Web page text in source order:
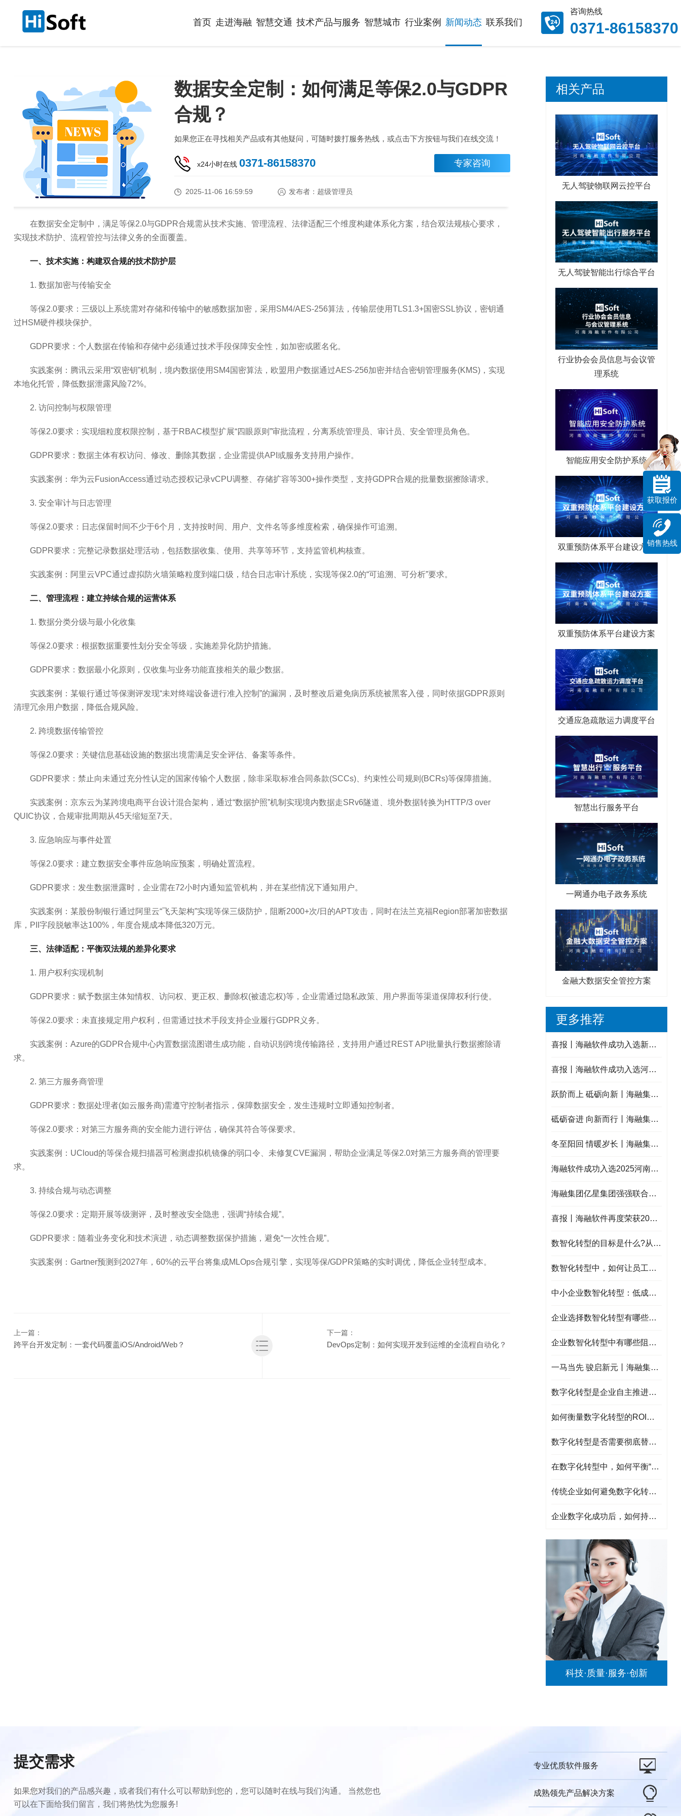
咨询热线
0371-86158370
首页 走进海融 智慧交通 技术产品与服务 智慧城市 行业案例 新闻动态 联系我们
数据安全定制：如何满足等保2.0与GDPR
合规？
如果您正在寻找相关产品或有其他疑问，可随时拨打服务热线，或点击下方按钮与我们在线交流！
x24小时在线 0371-86158370 专家咨询
2025-11-06 16:59:59 发布者：超级管理员
在数据安全定制中，满足等保2.0与GDPR合规需从技术实施、管理流程、法律适配三个维度构建体系化方案，结合双法规核心要求，
实现技术防护、流程管控与法律义务的全面覆盖。
一、技术实施：构建双合规的技术防护层
1. 数据加密与传输安全
等保2.0要求：三级以上系统需对存储和传输中的敏感数据加密，采用SM4/AES-256算法，传输层使用TLS1.3+国密SSL协议，密钥通
过HSM硬件模块保护。
GDPR要求：个人数据在传输和存储中必须通过技术手段保障安全性，如加密或匿名化。
实践案例：腾讯云采用“双密钥”机制，境内数据使用SM4国密算法，欧盟用户数据通过AES-256加密并结合密钥管理服务(KMS)，实现
本地化托管，降低数据泄露风险72%。
2. 访问控制与权限管理
等保2.0要求：实现细粒度权限控制，基于RBAC模型扩展“四眼原则”审批流程，分离系统管理员、审计员、安全管理员角色。
GDPR要求：数据主体有权访问、修改、删除其数据，企业需提供API或服务支持用户操作。
实践案例：华为云FusionAccess通过动态授权记录vCPU调整、存储扩容等300+操作类型，支持GDPR合规的批量数据擦除请求。
3. 安全审计与日志管理
等保2.0要求：日志保留时间不少于6个月，支持按时间、用户、文件名等多维度检索，确保操作可追溯。
GDPR要求：完整记录数据处理活动，包括数据收集、使用、共享等环节，支持监管机构核查。
实践案例：阿里云VPC通过虚拟防火墙策略粒度到端口级，结合日志审计系统，实现等保2.0的“可追溯、可分析”要求。
二、管理流程：建立持续合规的运营体系
1. 数据分类分级与最小化收集
等保2.0要求：根据数据重要性划分安全等级，实施差异化防护措施。
GDPR要求：数据最小化原则，仅收集与业务功能直接相关的最少数据。
实践案例：某银行通过等保测评发现“未对终端设备进行准入控制”的漏洞，及时整改后避免病历系统被黑客入侵，同时依据GDPR原则
清理冗余用户数据，降低合规风险。
2. 跨境数据传输管控
等保2.0要求：关键信息基础设施的数据出境需满足安全评估、备案等条件。
GDPR要求：禁止向未通过充分性认定的国家传输个人数据，除非采取标准合同条款(SCCs)、约束性公司规则(BCRs)等保障措施。
实践案例：京东云为某跨境电商平台设计混合架构，通过“数据护照”机制实现境内数据走SRv6隧道、境外数据转换为HTTP/3 over
QUIC协议，合规审批周期从45天缩短至7天。
3. 应急响应与事件处置
等保2.0要求：建立数据安全事件应急响应预案，明确处置流程。
GDPR要求：发生数据泄露时，企业需在72小时内通知监管机构，并在某些情况下通知用户。
实践案例：某股份制银行通过阿里云“飞天架构”实现等保三级防护，阻断2000+次/日的APT攻击，同时在法兰克福Region部署加密数据
库，PII字段脱敏率达100%，年度合规成本降低320万元。
三、法律适配：平衡双法规的差异化要求
1. 用户权利实现机制
GDPR要求：赋予数据主体知情权、访问权、更正权、删除权(被遗忘权)等，企业需通过隐私政策、用户界面等渠道保障权利行使。
等保2.0要求：未直接规定用户权利，但需通过技术手段支持企业履行GDPR义务。
实践案例：Azure的GDPR合规中心内置数据流图谱生成功能，自动识别跨境传输路径，支持用户通过REST API批量执行数据擦除请
求。
2. 第三方服务商管理
GDPR要求：数据处理者(如云服务商)需遵守控制者指示，保障数据安全，发生违规时立即通知控制者。
等保2.0要求：对第三方服务商的安全能力进行评估，确保其符合等保要求。
实践案例：UCloud的等保合规扫描器可检测虚拟机镜像的弱口令、未修复CVE漏洞，帮助企业满足等保2.0对第三方服务商的管理要
求。
3. 持续合规与动态调整
等保2.0要求：定期开展等级测评，及时整改安全隐患，强调“持续合规”。
GDPR要求：随着业务变化和技术演进，动态调整数据保护措施，避免“一次性合规”。
实践案例：Gartner预测到2027年，60%的云平台将集成MLOps合规引擎，实现等保/GDPR策略的实时调优，降低企业转型成本。
上一篇：
跨平台开发定制：一套代码覆盖iOS/Android/Web？
下一篇：
DevOps定制：如何实现开发到运维的全流程自动化？
相关产品
无人驾驶物联网云控平台
无人驾驶智能出行综合平台
行业协会会员信息与会议管
理系统
智能应用安全防护系统
双重预防体系平台建设方案
双重预防体系平台建设方案
交通应急疏散运力调度平台
智慧出行服务平台
一网通办电子政务系统
金融大数据安全管控方案
更多推荐
喜报丨海融软件成功入选新乡市中小企业数字化转型城市试点数字化服务商！
喜报丨海融软件成功入选河南省重点研发专项备选项目库入库项目！
跃阶而上 砥砺向新丨海融集团2025年度年终述职会议圆满结束！
砥砺奋进 向新而行丨海融集团2025年终大事记！
冬至阳回 情暖岁长丨海融集团冬至暖心福利来袭，提前祝大家冬至快乐！
海融软件成功入选2025河南省新服务新供给品牌企业典型案例！
海融集团亿星集团强强联合：亿星本地化服务平台启动，共绘智慧民生新蓝图！
喜报丨海融软件再度荣获2025 年河南省制造业数字化服务商！
数智化转型的目标是什么?从效率提升到商业模式创新
数智化转型中，如何让员工成为转型推动者
中小企业数智化转型：低成本、高回报的“轻量路径”
企业选择数智化转型有哪些问题需要注意？
企业数智化转型中有哪些阻力？应该如何解决？
一马当先 骏启新元丨海融集团祝大家2026元旦快乐!
数字化转型是企业自主推进的劣势，如何选择靠谱的服务商？
如何衡量数字化转型的ROI（投资回报率）？
数字化转型是否需要彻底替换旧系统？如何处理遗留系统？
在数字化转型中，如何平衡“标准化”与“个性化”需求？
传统企业如何避免数字化转型沦为“技术堆砌”？
企业数字化成功后，如何持续迭代与创新?
科技·质量·服务·创新
提交需求
如果您对我们的产品感兴趣，或者我们有什么可以帮助到您的，您可以随时在线与我们沟通。 当然您也
可以在下面给我们留言，我们将热忱为您服务!
专业优质软件服务
成熟领先产品解决方案
获取报价
销售热线